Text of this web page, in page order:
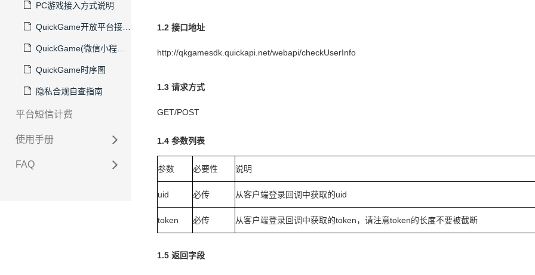
PC游戏接入方式说明
QuickGame开放平台接入文档
QuickGame(微信小程序)客户端接入文档
QuickGame时序图
隐私合规自查指南
平台短信计费
使用手册
FAQ
1.2 接口地址
http://qkgamesdk.quickapi.net/webapi/checkUserInfo
1.3 请求方式
GET/POST
1.4 参数列表
参数 必要性 说明
uid 必传 从客户端登录回调中获取的uid
token 必传 从客户端登录回调中获取的token，请注意token的长度不要被截断
1.5 返回字段